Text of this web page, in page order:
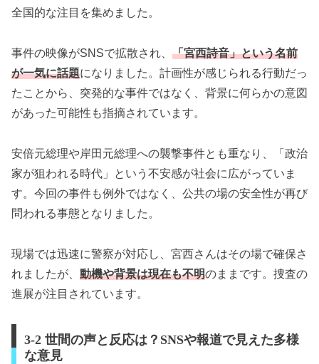
全国的な注目を集めました。
事件の映像がSNSで拡散され、 「宮西詩音」という名前
が一気に話題になりました。計画性が感じられる行動だっ
たことから、突発的な事件ではなく、背景に何らかの意図
があった可能性も指摘されています。
安倍元総理や岸田元総理への襲撃事件とも重なり、「政治
家が狙われる時代」という不安感が社会に広がっていま
す。今回の事件も例外ではなく、公共の場の安全性が再び
問われる事態となりました。
現場では迅速に警察が対応し、宮西さんはその場で確保さ
れましたが、 動機や背景は現在も不明のままです。捜査の
進展が注目されています。
3-2 世間の声と反応は？SNSや報道で見えた多様
な意見